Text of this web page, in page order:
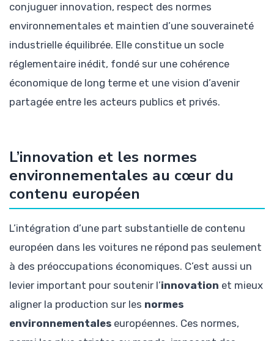
conjuguer innovation, respect des normes
environnementales et maintien d’une souveraineté
industrielle équilibrée. Elle constitue un socle
réglementaire inédit, fondé sur une cohérence
économique de long terme et une vision d’avenir
partagée entre les acteurs publics et privés.
L’innovation et les normes
environnementales au cœur du
contenu européen
L’intégration d’une part substantielle de contenu
européen dans les voitures ne répond pas seulement
à des préoccupations économiques. C’est aussi un
levier important pour soutenir l’innovation et mieux
aligner la production sur les normes
environnementales européennes. Ces normes,